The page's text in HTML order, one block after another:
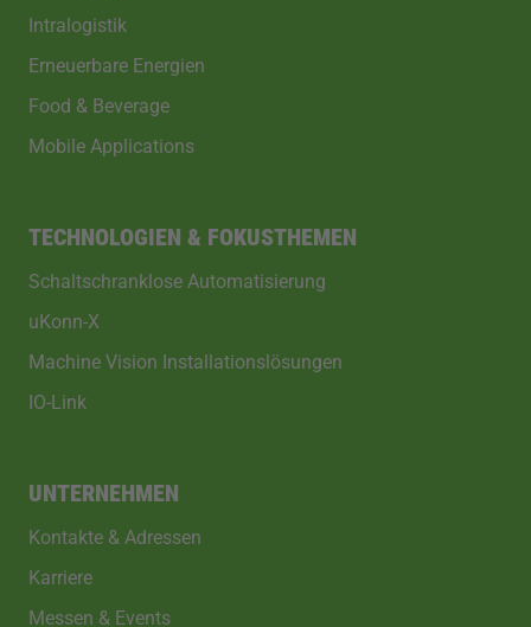
Intralogistik
Erneuerbare Energien
Food & Beverage
Mobile Applications
TECHNOLOGIEN & FOKUSTHEMEN
Schaltschranklose Automatisierung
uKonn-X
Machine Vision Installationslösungen
IO-Link
UNTERNEHMEN
Kontakte & Adressen
Karriere
Messen & Events